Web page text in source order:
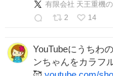
2
14
YouTubeにうちわ
ンちゃんをカラフ